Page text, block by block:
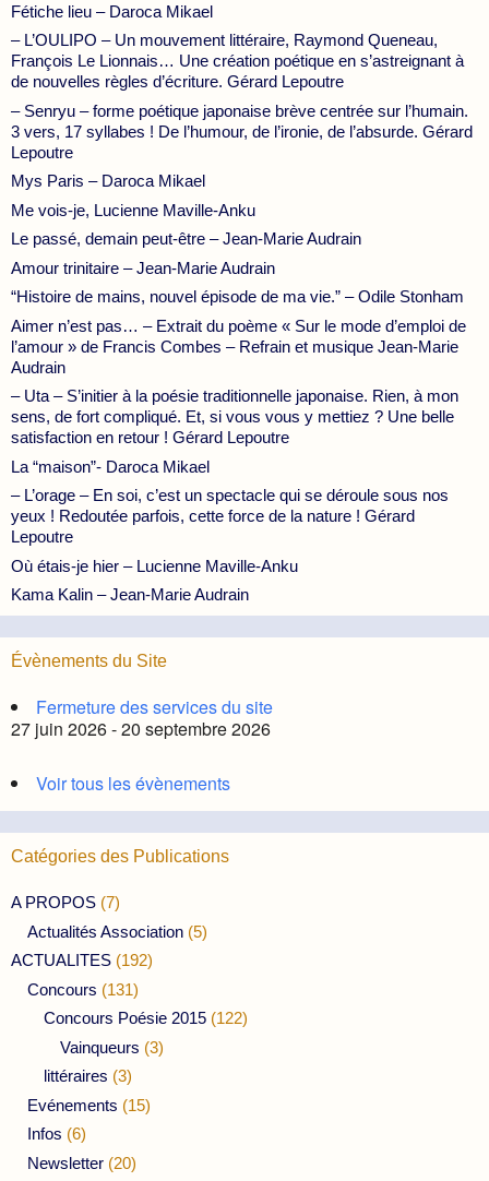
Fétiche lieu – Daroca Mikael
– L’OULIPO – Un mouvement littéraire, Raymond Queneau,
François Le Lionnais… Une création poétique en s’astreignant à
de nouvelles règles d’écriture. Gérard Lepoutre
– Senryu – forme poétique japonaise brève centrée sur l’humain.
3 vers, 17 syllabes ! De l’humour, de l’ironie, de l’absurde. Gérard
Lepoutre
Mys Paris – Daroca Mikael
Me vois-je, Lucienne Maville-Anku
Le passé, demain peut-être – Jean-Marie Audrain
Amour trinitaire – Jean-Marie Audrain
“Histoire de mains, nouvel épisode de ma vie.” – Odile Stonham
Aimer n’est pas… – Extrait du poème « Sur le mode d’emploi de
l’amour » de Francis Combes – Refrain et musique Jean-Marie
Audrain
– Uta – S’initier à la poésie traditionnelle japonaise. Rien, à mon
sens, de fort compliqué. Et, si vous vous y mettiez ? Une belle
satisfaction en retour ! Gérard Lepoutre
La “maison”- Daroca Mikael
– L’orage – En soi, c’est un spectacle qui se déroule sous nos
yeux ! Redoutée parfois, cette force de la nature ! Gérard
Lepoutre
Où étais-je hier – Lucienne Maville-Anku
Kama Kalin – Jean-Marie Audrain
Évènements du Site
Fermeture des services du site
27 juin 2026 - 20 septembre 2026
Voir tous les évènements
Catégories des Publications
A PROPOS (7)
Actualités Association (5)
ACTUALITES (192)
Concours (131)
Concours Poésie 2015 (122)
Vainqueurs (3)
littéraires (3)
Evénements (15)
Infos (6)
Newsletter (20)